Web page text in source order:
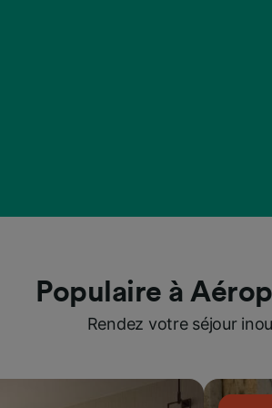
Populaire à
Rendez votre séjour